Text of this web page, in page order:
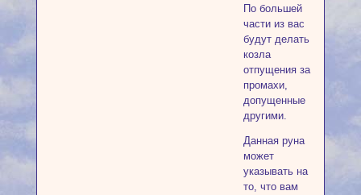
По большей
части из вас
будут делать
козла
отпущения за
промахи,
допущенные
другими.
Данная руна
может
указывать на
то, что вам